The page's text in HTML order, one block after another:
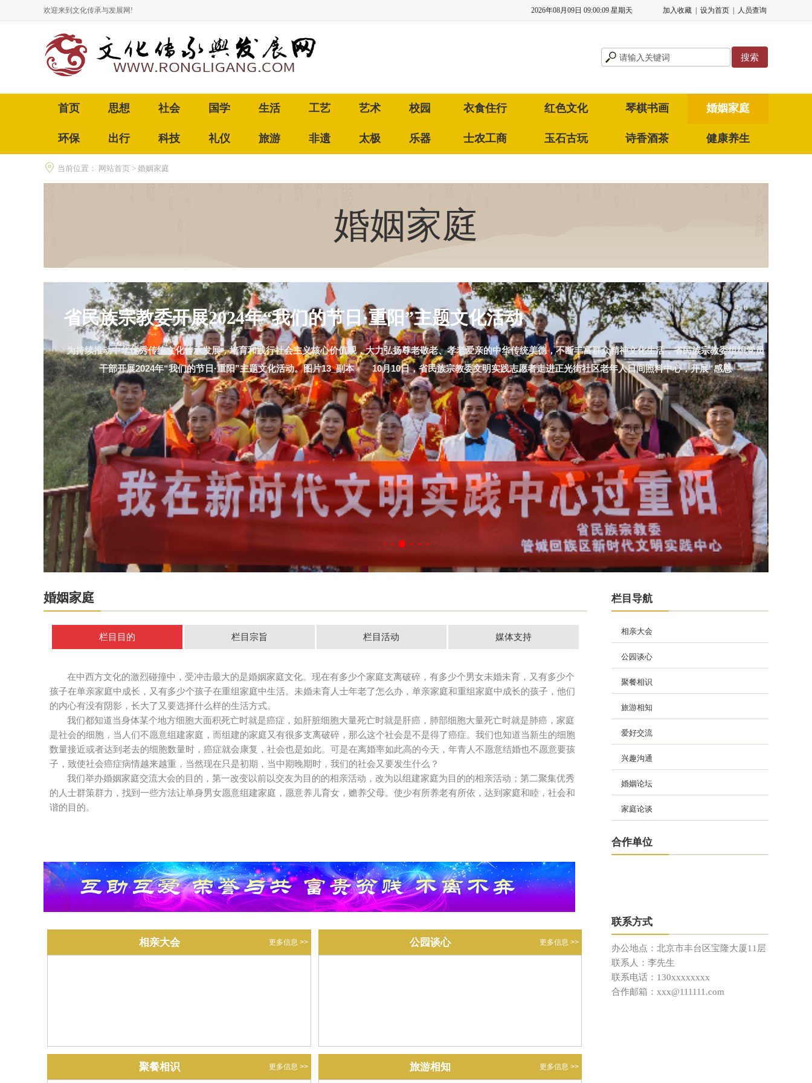
欢迎来到文化传承与发展网! 2026年08月09日 09:00:10 星期天 加入收藏 设为首页 人员查询
首页 思想 社会 国学 生活 工艺 艺术 校园 衣食住行 红色文化 琴棋书画 婚姻家庭
环保 出行 科技 礼仪 旅游 非遗 太极 乐器 士农工商 玉石古玩 诗香酒茶 健康养生
当前位置： 网站首页 > 婚姻家庭
婚姻家庭
叙宴打造沉浸式文化体验 国际友人争相感受中国千年智慧
叙宴，置身其中，仿佛穿越了时空，回到了那个诗酒趁年华的盛唐。在全球文化交流日益增多的今天，叙宴通过其独特的文化沉浸式体验，成功地将中国的传统美学和历史
智慧呈现给了来自世界各地的访客。精致的餐饮、服饰、音乐和表演，叙宴不仅是一场饕餮盛宴，更是一次深入了解中国古代文化的旅程。 “穿越时空的盛宴
4 / 6
婚姻家庭
栏目目的 栏目宗旨 栏目活动 媒体支持
在中西方文化的激烈碰撞中，受冲击最大的是婚姻家庭文化。现在有多少个家庭支离破碎，有多少个男女未婚未育，又有多少个
孩子在单亲家庭中成长，又有多少个孩子在重组家庭中生活。未婚未育人士年老了怎么办，单亲家庭和重组家庭中成长的孩子，他们
的内心有没有阴影，长大了又要选择什么样的生活方式。
我们都知道当身体某个地方细胞大面积死亡时就是癌症，如肝脏细胞大量死亡时就是肝癌，肺部细胞大量死亡时就是肺癌，家庭
是社会的细胞，当人们不愿意组建家庭，而组建的家庭又有很多支离破碎，那么这个社会是不是得了癌症。我们也知道当新生的细胞
数量接近或者达到老去的细胞数量时，癌症就会康复，社会也是如此。可是在离婚率如此高的今天，年青人不愿意结婚也不愿意要孩
子，致使社会癌症病情越来越重，当然现在只是初期，当中期晚期时，我们的社会又要发生什么？
我们举办婚姻家庭交流大会的目的，第一改变以前以交友为目的的相亲活动，改为以组建家庭为目的的相亲活动；第二聚集优秀
的人士群策群力，找到一些方法让单身男女愿意组建家庭，愿意养儿育女，赡养父母。使少有所养老有所依，达到家庭和睦，社会和
谐的目的。
更多信息 >>
相亲大会 更多信息 >>
公园谈心
更多信息 >>
聚餐相识 更多信息 >>
旅游相知
栏目导航
相亲大会
公园谈心
聚餐相识
旅游相知
爱好交流
兴趣沟通
婚姻论坛
家庭论谈
合作单位
联系方式
办公地点：北京市丰台区宝隆大厦11层
联系人：李先生
联系电话：130xxxxxxxx
合作邮箱：xxx@111111.com